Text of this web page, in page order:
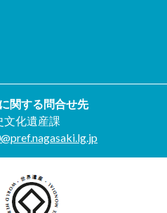
関する問合せ先
文化遺産課